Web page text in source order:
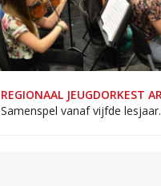
Samenspel vanaf vijfde lesjaar.